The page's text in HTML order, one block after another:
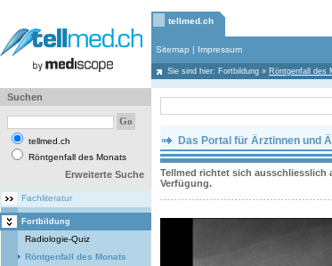
tellmed.ch
Sitemap | Impressum
Sie sind hier: Fortbildung » Röntgenfall des
Suchen
tellmed.ch
Röntgenfall des Monats
Erweiterte Suche
Fachliteratur
Fortbildung
Radiologie-Quiz
Röntgenfall des Monats
Das Portal für Ärztinnen und
Tellmed richtet sich
Verfügung.